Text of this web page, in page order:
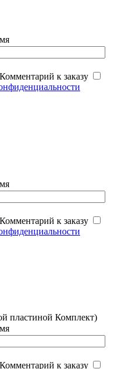
Комментарий к заказу
Комментарий к заказу
пластиной Комплект)
Комментарий к заказу